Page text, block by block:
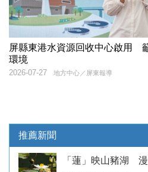
屏縣東港水資源回收中心啟用
環境
地方中心／屏東報導
2026-07-27
推薦新聞
「蓮」映山豬湖